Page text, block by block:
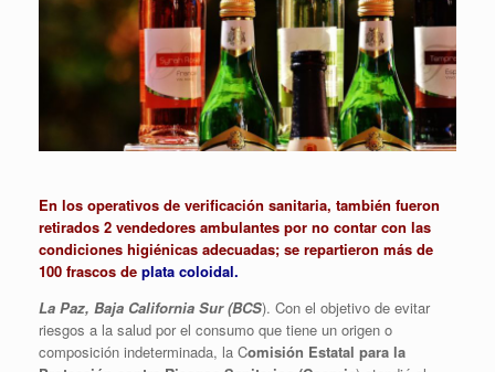
En los operativos de verificación sanitaria, también fueron
retirados 2 vendedores ambulantes por no contar con las
condiciones higiénicas adecuadas; se repartieron más de
100 frascos de plata coloidal.
La Paz, Baja California Sur (BCS). Con el objetivo de evitar
riesgos a la salud por el consumo que tiene un origen o
composición indeterminada, la Comisión Estatal para la